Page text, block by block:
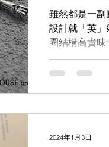
作】
雖然都是一副
設計就「英
圈結構高貴
示人，就此
的日本生產線
2024年1月3日